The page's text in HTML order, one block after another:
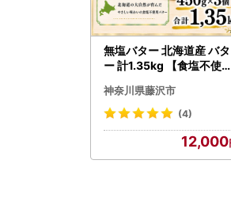
無塩バター 北海道産 バタ
ー 計1.35kg 【食塩不使用
神奈川県藤沢市
(4)
12,000